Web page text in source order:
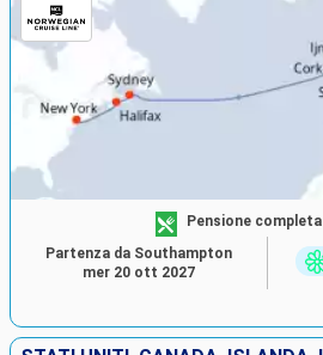
Pensione completa
Partenza da Southampton
mer 20 ott 2027